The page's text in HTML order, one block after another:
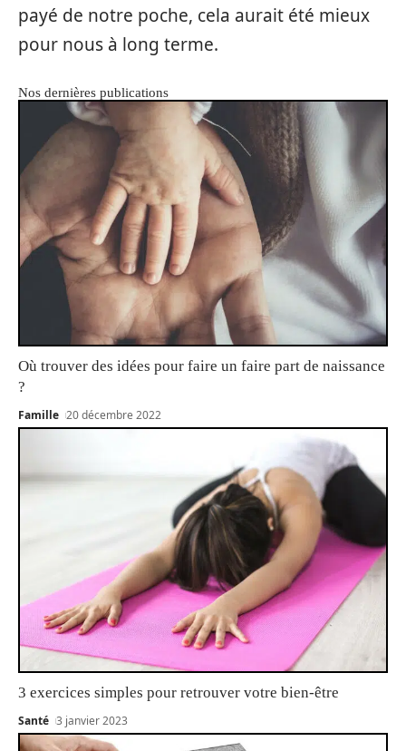
payé de notre poche, cela aurait été mieux
pour nous à long terme.
Nos dernières publications
Où trouver des idées pour faire un faire part de naissance
?
Famille 20 décembre 2022
3 exercices simples pour retrouver votre bien-être
Santé 3 janvier 2023